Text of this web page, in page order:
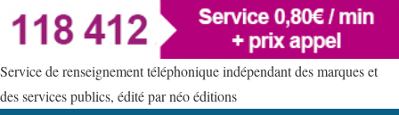
Service de renseignement téléphonique indépendant des marques et
des services publics, édité par néo éditions